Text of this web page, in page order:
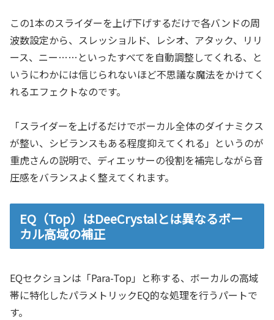
この1本のスライダーを上げ下げするだけで各バンドの周
波数設定から、スレッショルド、レシオ、アタック、リリ
ース、ニー……といったすべてを自動調整してくれる、と
いうにわかには信じられないほど不思議な魔法をかけてく
れるエフェクトなのです。
「スライダーを上げるだけでボーカル全体のダイナミクス
が整い、シビランスもある程度抑えてくれる」というのが
重虎さんの説明で、ディエッサーの役割を補完しながら音
圧感をバランスよく整えてくれます。
EQ（Top）はDeeCrystalとは異なるボー
カル高域の補正
EQセクションは「Para-Top」と称する、ボーカルの高域
帯に特化したパラメトリックEQ的な処理を行うパートで
す。